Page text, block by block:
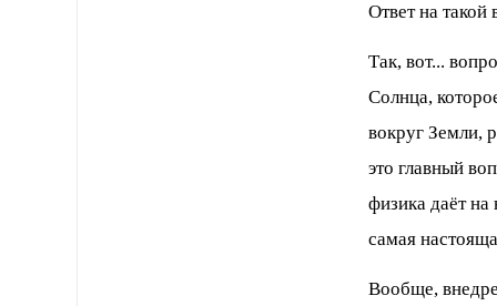
Ответ на такой
Так, вот...
Солнца,
вокруг Земли,
это главный
физика даёт на
самая
Вообще,